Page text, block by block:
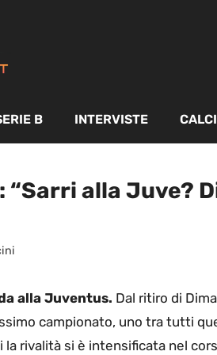
B INTERVISTE
“Sarri alla Juve?
alla Juventus. Dal ritiro di
campionato, uno tra tutti
la rivalità si è intensificata nel